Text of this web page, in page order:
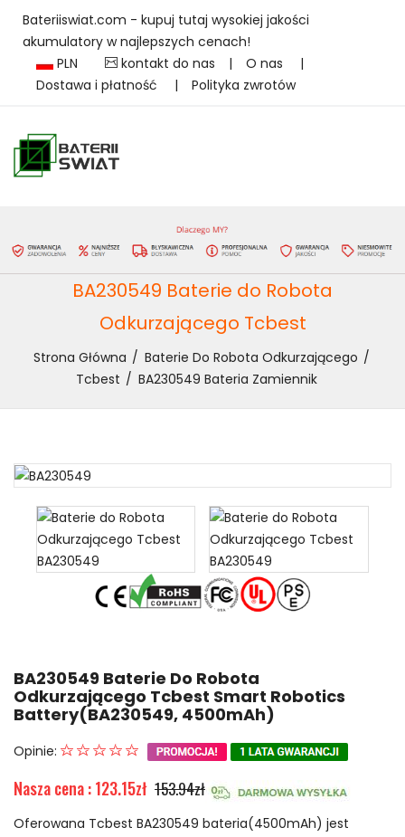
Bateriiswiat.com - kupuj tutaj wysokiej jakości
akumulatory w najlepszych cenach!
PLN
kontakt do nas | O nas
|
Dostawa i płatność
| Polityka zwrotów
BA230549 Baterie do Robota
Odkurzającego Tcbest
Strona Główna
Baterie Do Robota Odkurzającego
Tcbest
BA230549 Bateria Zamiennik
BA230549 Baterie Do Robota
Odkurzającego Tcbest Smart Robotics
Battery(BA230549, 4500mAh)
Opinie:
Nasza cena : 123.15zł 153.94zł
Oferowana Tcbest BA230549 bateria(4500mAh) jest